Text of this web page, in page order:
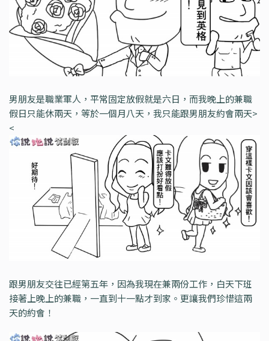
男朋友是職業軍人，平常固定放假就是六日，而我晚上的兼職
假日只能休兩天，等於一個月八天，我只能跟男朋友約會兩天>
<
跟男朋友交往已經第五年，因為我現在兼兩份工作，白天下班
接著上晚上的兼職，一直到十一點才到家。更讓我們珍惜這兩
天的約會！